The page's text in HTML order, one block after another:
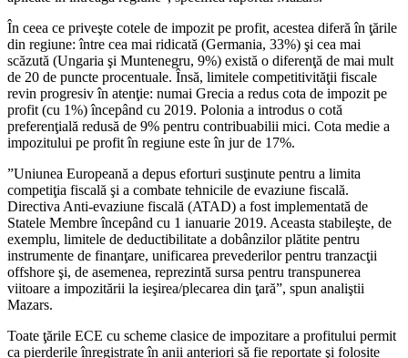
În ceea ce priveşte cotele de impozit pe profit, acestea diferă în ţările
din regiune: între cea mai ridicată (Germania, 33%) şi cea mai
scăzută (Ungaria şi Muntenegru, 9%) există o diferenţă de mai mult
de 20 de puncte procentuale. Însă, limitele competitivităţii fiscale
revin progresiv în atenţie: numai Grecia a redus cota de impozit pe
profit (cu 1%) începând cu 2019. Polonia a introdus o cotă
preferenţială redusă de 9% pentru contribuabilii mici. Cota medie a
impozitului pe profit în regiune este în jur de 17%.
”Uniunea Europeană a depus eforturi susţinute pentru a limita
competiţia fiscală şi a combate tehnicile de evaziune fiscală.
Directiva Anti-evaziune fiscală (ATAD) a fost implementată de
Statele Membre începând cu 1 ianuarie 2019. Aceasta stabileşte, de
exemplu, limitele de deductibilitate a dobânzilor plătite pentru
instrumente de finanţare, unificarea prevederilor pentru tranzacţii
offshore şi, de asemenea, reprezintă sursa pentru transpunerea
viitoare a impozitării la ieşirea/plecarea din ţară”, spun analiştii
Mazars.
Toate ţările ECE cu scheme clasice de impozitare a profitului permit
ca pierderile înregistrate în anii anteriori să fie reportate şi folosite